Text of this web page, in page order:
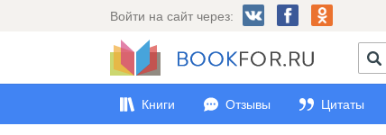
Войти на сайт через:
Книги Отзывы Цитаты